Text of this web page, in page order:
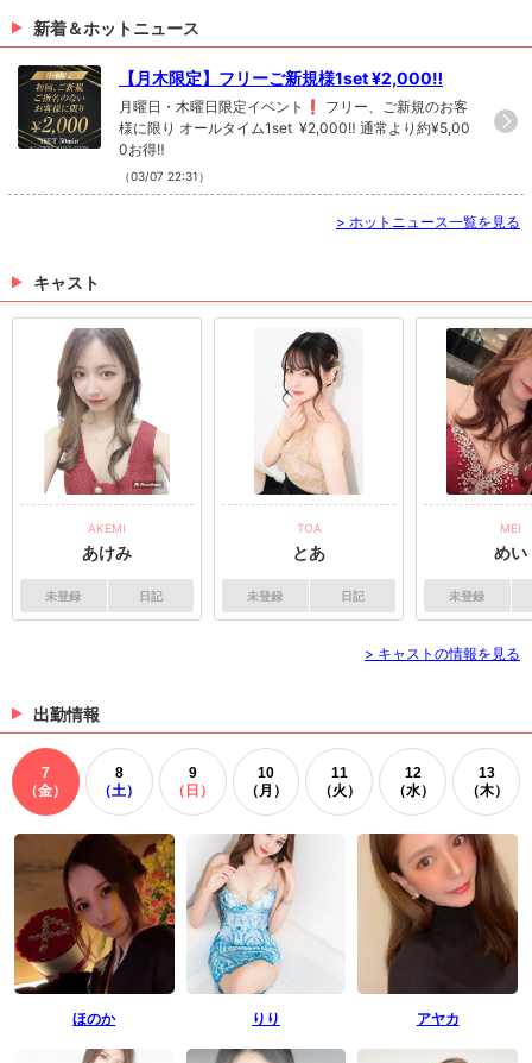
新着＆ホットニュース
【月木限定】フリーご新規様1set ¥2,000‼︎
月曜日・木曜日限定イベント❗️ フリー、ご新規のお客
様に限り オールタイム1set ¥2,000‼️ 通常より約¥5,00
0お得‼️
（03/07 22:31）
> ホットニュース一覧を見る
キャスト
AKEMI
あけみ
未登録 日記
TOA
とあ
未登録 日記
MEI
めい
未登録
> キャストの情報を見る
出勤情報
7
（金）
8
（土）
9
（日）
10
（月）
11
（火）
12
（水）
13
（木）
ほのか りり アヤカ